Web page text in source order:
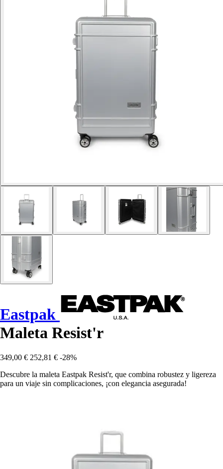
Eastpak
Maleta Resist'r
349,00 € 252,81 € -28%
Descubre la maleta Eastpak Resist'r, que combina robustez y ligereza
para un viaje sin complicaciones, ¡con elegancia asegurada!